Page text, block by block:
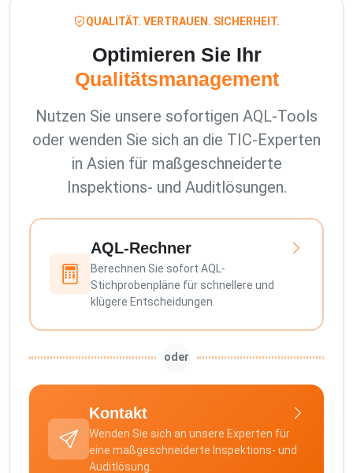
QUALITÄT. VERTRAUEN. SICHERHEIT.
Optimieren Sie Ihr
Qualitätsmanagement
Nutzen Sie unsere sofortigen AQL-Tools
oder wenden Sie sich an die TIC-Experten
in Asien für maßgeschneiderte
Inspektions- und Auditlösungen.
AQL-Rechner
Berechnen Sie sofort AQL-
Stichprobenpläne für schnellere und
klügere Entscheidungen.
oder
Kontakt
Wenden Sie sich an unsere Experten für
eine maßgeschneiderte Inspektions- und
Auditlösung.